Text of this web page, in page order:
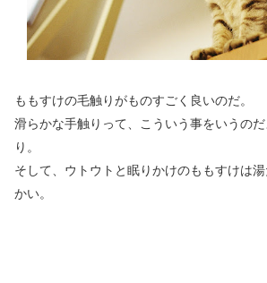
ももすけの毛触りがものすごく良いのだ。
滑らかな手触りって、こういう事をいうの
り。
そして、ウトウトと眠りかけのももすけは
かい。